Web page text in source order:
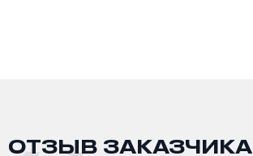
ОТЗЫВ ЗАКАЗЧИКА